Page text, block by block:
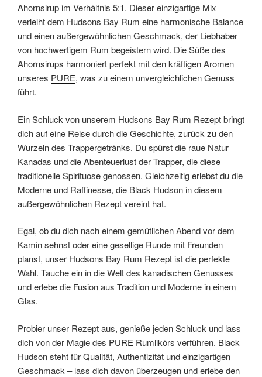
Ahornsirup im Verhältnis 5:1. Dieser einzigartige Mix
verleiht dem Hudsons Bay Rum eine harmonische Balance
und einen außergewöhnlichen Geschmack, der Liebhaber
von hochwertigem Rum begeistern wird. Die Süße des
Ahornsirups harmoniert perfekt mit den kräftigen Aromen
unseres PURE, was zu einem unvergleichlichen Genuss
führt.
Ein Schluck von unserem Hudsons Bay Rum Rezept bringt
dich auf eine Reise durch die Geschichte, zurück zu den
Wurzeln des Trappergetränks. Du spürst die raue Natur
Kanadas und die Abenteuerlust der Trapper, die diese
traditionelle Spirituose genossen. Gleichzeitig erlebst du die
Moderne und Raffinesse, die Black Hudson in diesem
außergewöhnlichen Rezept vereint hat.
Egal, ob du dich nach einem gemütlichen Abend vor dem
Kamin sehnst oder eine gesellige Runde mit Freunden
planst, unser Hudsons Bay Rum Rezept ist die perfekte
Wahl. Tauche ein in die Welt des kanadischen Genusses
und erlebe die Fusion aus Tradition und Moderne in einem
Glas.
Probier unser Rezept aus, genieße jeden Schluck und lass
dich von der Magie des PURE Rumlikörs verführen. Black
Hudson steht für Qualität, Authentizität und einzigartigen
Geschmack – lass dich davon überzeugen und erlebe den